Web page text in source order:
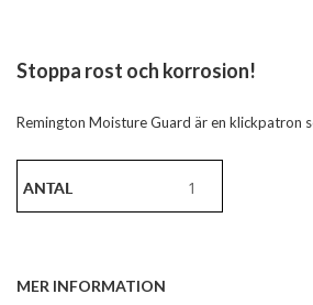
Stoppa rost och korrosion!
Remington Moisture Guard är en klickpatron
ANTAL
MER INFORMATION